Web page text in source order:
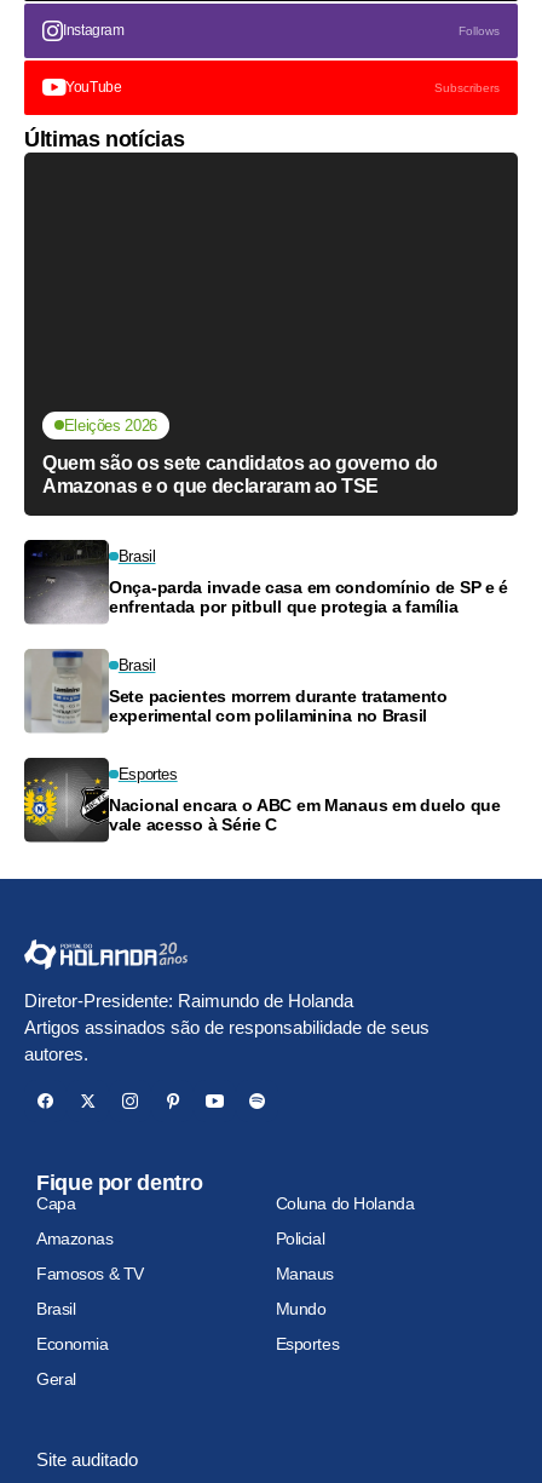
Instagram Follows
YouTube Subscribers
Últimas notícias
Eleições 2026
Quem são os sete candidatos ao governo do
Amazonas e o que declararam ao TSE
Brasil
Onça-parda invade casa em condomínio de SP e é
enfrentada por pitbull que protegia a família
Brasil
Sete pacientes morrem durante tratamento
experimental com polilaminina no Brasil
Esportes
Nacional encara o ABC em Manaus em duelo que
vale acesso à Série C
Diretor-Presidente: Raimundo de Holanda
Artigos assinados são de responsabilidade de seus
autores.
Fique por dentro
Capa
Coluna do Holanda
Amazonas
Policial
Famosos & TV
Manaus
Brasil
Mundo
Economia
Esportes
Geral
Site auditado